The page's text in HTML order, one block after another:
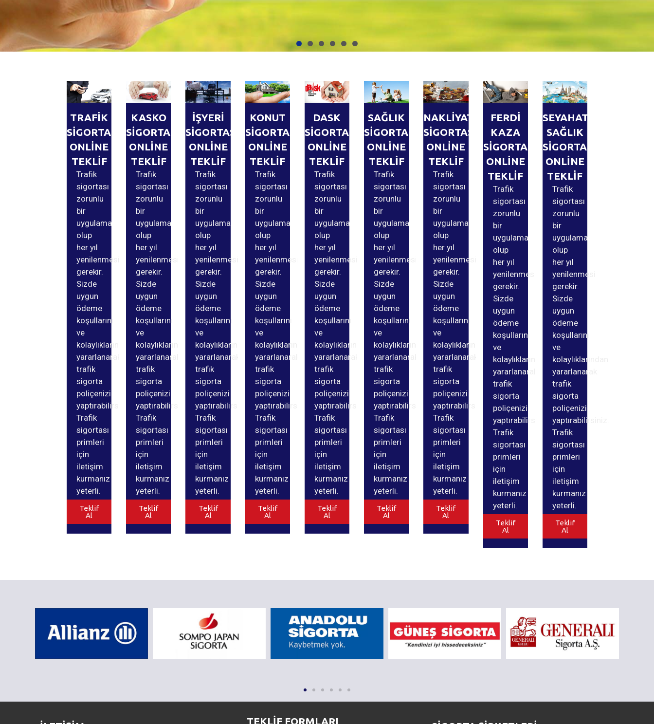
TRAFİK
SİGORTASI
ONLİNE
TEKLİF
Trafik
sigortası
zorunlu
bir
uygulama
olup
her yıl
yenilenmesi
gerekir.
Sizde
uygun
ödeme
koşullarını
ve
kolaylıklarından
yararlanarak
trafik
sigorta
poliçenizi
yaptırabilirsiniz.
Trafik
sigortası
primleri
için
iletişim
kurmanız
yeterli.
Teklif
Al
KASKO
SİGORTASI
ONLİNE
TEKLİF
Trafik
sigortası
zorunlu
bir
uygulama
olup
her yıl
yenilenmesi
gerekir.
Sizde
uygun
ödeme
koşullarını
ve
kolaylıklarından
yararlanarak
trafik
sigorta
poliçenizi
yaptırabilirsiniz.
Trafik
sigortası
primleri
için
iletişim
kurmanız
yeterli.
Teklif
Al
İŞYERİ
SİGORTASI
ONLİNE
TEKLİF
Trafik
sigortası
zorunlu
bir
uygulama
olup
her yıl
yenilenmesi
gerekir.
Sizde
uygun
ödeme
koşullarını
ve
kolaylıklarından
yararlanarak
trafik
sigorta
poliçenizi
yaptırabilirsiniz.
Trafik
sigortası
primleri
için
iletişim
kurmanız
yeterli.
Teklif
Al
KONUT
SİGORTASI
ONLİNE
TEKLİF
Trafik
sigortası
zorunlu
bir
uygulama
olup
her yıl
yenilenmesi
gerekir.
Sizde
uygun
ödeme
koşullarını
ve
kolaylıklarından
yararlanarak
trafik
sigorta
poliçenizi
yaptırabilirsiniz.
Trafik
sigortası
primleri
için
iletişim
kurmanız
yeterli.
Teklif
Al
DASK
SİGORTASI
ONLİNE
TEKLİF
Trafik
sigortası
zorunlu
bir
uygulama
olup
her yıl
yenilenmesi
gerekir.
Sizde
uygun
ödeme
koşullarını
ve
kolaylıklarından
yararlanarak
trafik
sigorta
poliçenizi
yaptırabilirsiniz.
Trafik
sigortası
primleri
için
iletişim
kurmanız
yeterli.
Teklif
Al
SAĞLIK
SİGORTASI
ONLİNE
TEKLİF
Trafik
sigortası
zorunlu
bir
uygulama
olup
her yıl
yenilenmesi
gerekir.
Sizde
uygun
ödeme
koşullarını
ve
kolaylıklarından
yararlanarak
trafik
sigorta
poliçenizi
yaptırabilirsiniz.
Trafik
sigortası
primleri
için
iletişim
kurmanız
yeterli.
Teklif
Al
NAKLİYAT
SİGORTASI
ONLİNE
TEKLİF
Trafik
sigortası
zorunlu
bir
uygulama
olup
her yıl
yenilenmesi
gerekir.
Sizde
uygun
ödeme
koşullarını
ve
kolaylıklarından
yararlanarak
trafik
sigorta
poliçenizi
yaptırabilirsiniz.
Trafik
sigortası
primleri
için
iletişim
kurmanız
yeterli.
Teklif
Al
FERDİ
KAZA
SİGORTASI
ONLİNE
TEKLİF
Trafik
sigortası
zorunlu
bir
uygulama
olup
her yıl
yenilenmesi
gerekir.
Sizde
uygun
ödeme
koşullarını
ve
kolaylıklarından
yararlanarak
trafik
sigorta
poliçenizi
yaptırabilirsiniz.
Trafik
sigortası
primleri
için
iletişim
kurmanız
yeterli.
Teklif
Al
SEYAHAT
SAĞLIK
SİGORTASI
ONLİNE
TEKLİF
Trafik
sigortası
zorunlu
bir
uygulama
olup
her yıl
yenilenmesi
gerekir.
Sizde
uygun
ödeme
koşullarını
ve
kolaylıklarından
yararlanarak
trafik
sigorta
poliçenizi
yaptırabilirsiniz.
Trafik
sigortası
primleri
için
iletişim
kurmanız
yeterli.
Teklif
Al
TEKLİF FORMLARI